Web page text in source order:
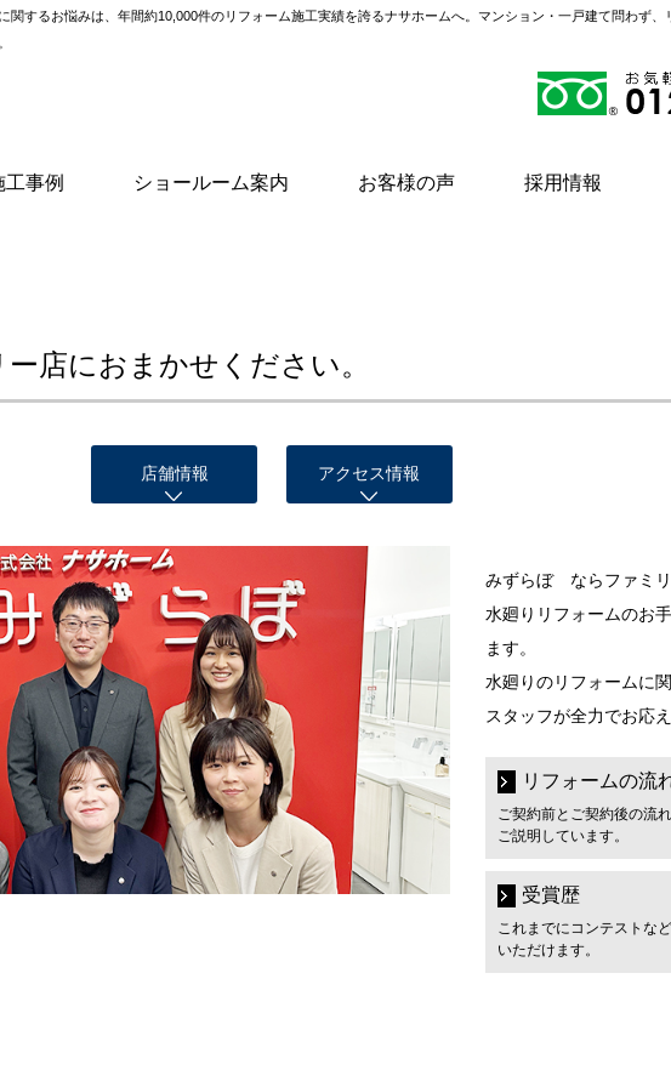
関するお悩みは、年間約10,000件のリフォーム施工実績を誇るナサホームへ。マンション・一戸建て問わず
工事例 ショールーム案内 お客様の声 採用情報
店におまかせください。
店舗情報 アクセス情報
みずらぼ ならファミリ
水廻りリフォームのお
ます。
水廻りのリフォームに
スタッフが全力でお応
リフォームの流
ご契約前とご契約後の流
ご説明しています。
受賞歴
これまでにコンテストな
いただけます。